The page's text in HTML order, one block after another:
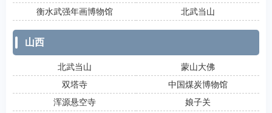
衡水武强年画博物馆
北武当山
山西
北武当山
蒙山大佛
双塔寺
中国煤炭博物馆
浑源悬空寺
娘子关